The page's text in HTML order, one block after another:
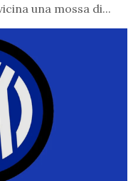
una mossa di...